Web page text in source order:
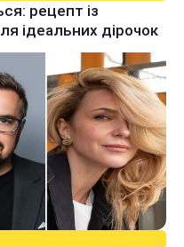
рецепт із
ідеальних дірочок